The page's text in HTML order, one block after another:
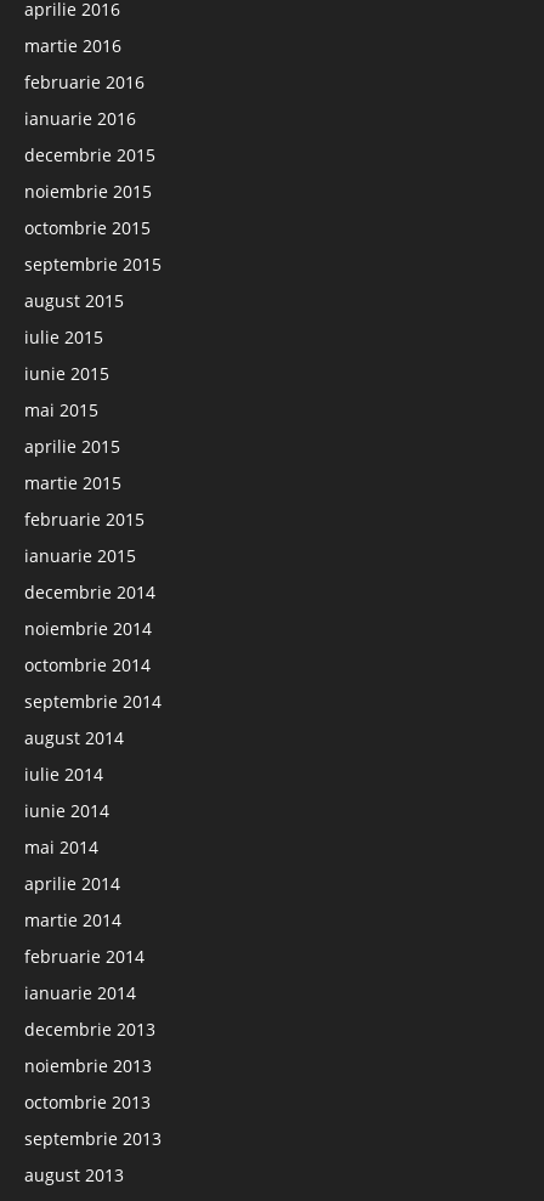
aprilie 2016
martie 2016
februarie 2016
ianuarie 2016
decembrie 2015
noiembrie 2015
octombrie 2015
septembrie 2015
august 2015
iulie 2015
iunie 2015
mai 2015
aprilie 2015
martie 2015
februarie 2015
ianuarie 2015
decembrie 2014
noiembrie 2014
octombrie 2014
septembrie 2014
august 2014
iulie 2014
iunie 2014
mai 2014
aprilie 2014
martie 2014
februarie 2014
ianuarie 2014
decembrie 2013
noiembrie 2013
octombrie 2013
septembrie 2013
august 2013